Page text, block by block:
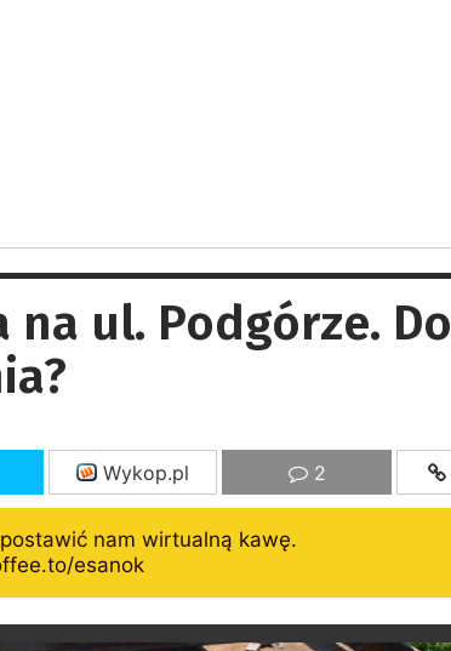
na ul. Podgórze. Do
Wykop.pl 2
nam wirtualną kawę.
esanok